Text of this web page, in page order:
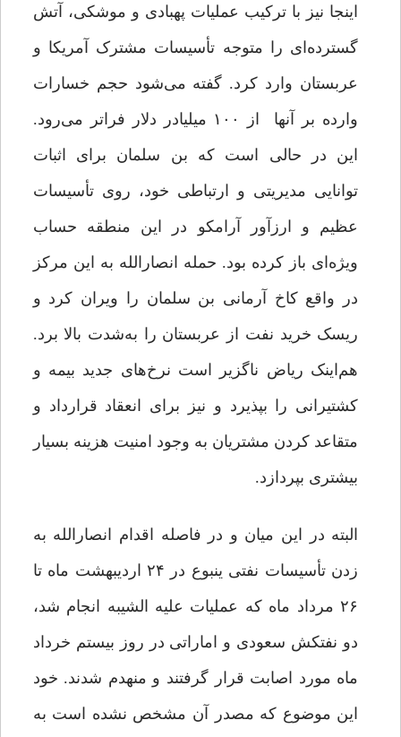
اینجا نیز با ترکیب عملیات پهبادی و موشکی، آتش
گسترده‌ای را متوجه تأسیسات مشترک آمریکا و
عربستان وارد کرد. گفته می‌شود حجم خسارات
وارده بر آنها از ۱۰۰ میلیادر دلار فراتر می‌رود.
این در حالی است که بن سلمان برای اثبات
توانایی مدیریتی و ارتباطی خود، روی تأسیسات
عظیم و ارزآور آرامکو در این منطقه حساب
ویژه‌ای باز کرده بود. حمله انصارالله به این مرکز
در واقع کاخ آرمانی بن سلمان را ویران کرد و
ریسک خرید نفت از عربستان را به‌شدت بالا برد.
هم‌اینک ریاض ناگزیر است نرخ‌های جدید بیمه و
کشتیرانی را بپذیرد و نیز برای انعقاد قرارداد و
متقاعد کردن مشتریان به وجود امنیت هزینه بسیار
بیشتری بپردازد.
البته در این میان و در فاصله اقدام انصارالله به
زدن تأسیسات نفتی ینبوع در ۲۴ اردیبهشت ماه تا
۲۶ مرداد ماه که عملیات علیه الشیبه انجام شد،
دو نفتکش سعودی و اماراتی در روز بیستم خرداد
ماه مورد اصابت قرار گرفتند و منهدم شدند. خود
این موضوع که مصدر آن مشخص نشده است به